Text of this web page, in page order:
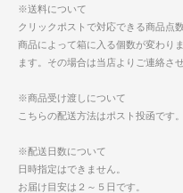
※送料について
クリックポストで対応できる商品点
商品によって箱に入る個数が変わり
ます。その場合は当店よりご連絡さ
※商品受け渡しについて
こちらの配送方法はポスト投函です。
※配送日数について
日時指定はできません。
お届け目安は２～５日です。